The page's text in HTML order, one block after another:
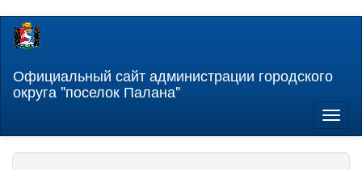
Перейти
содержанию
Официальный сайт администрации городского
округа "поселок Палана"